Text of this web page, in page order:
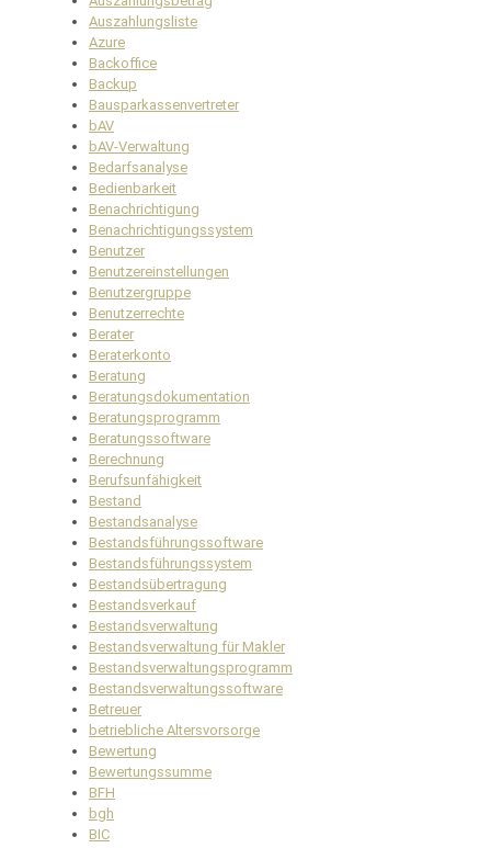
Auszahlungsliste
Azure
Backoffice
Backup
Bausparkassenvertreter
bAV
bAV-Verwaltung
Bedarfsanalyse
Bedienbarkeit
Benachrichtigung
Benachrichtigungssystem
Benutzer
Benutzereinstellungen
Benutzergruppe
Benutzerrechte
Berater
Beraterkonto
Beratung
Beratungsdokumentation
Beratungsprogramm
Beratungssoftware
Berechnung
Berufsunfähigkeit
Bestand
Bestandsanalyse
Bestandsführungssoftware
Bestandsführungssystem
Bestandsübertragung
Bestandsverkauf
Bestandsverwaltung
Bestandsverwaltung für Makler
Bestandsverwaltungsprogramm
Bestandsverwaltungssoftware
Betreuer
betriebliche Altersvorsorge
Bewertung
Bewertungssumme
BFH
bgh
BIC